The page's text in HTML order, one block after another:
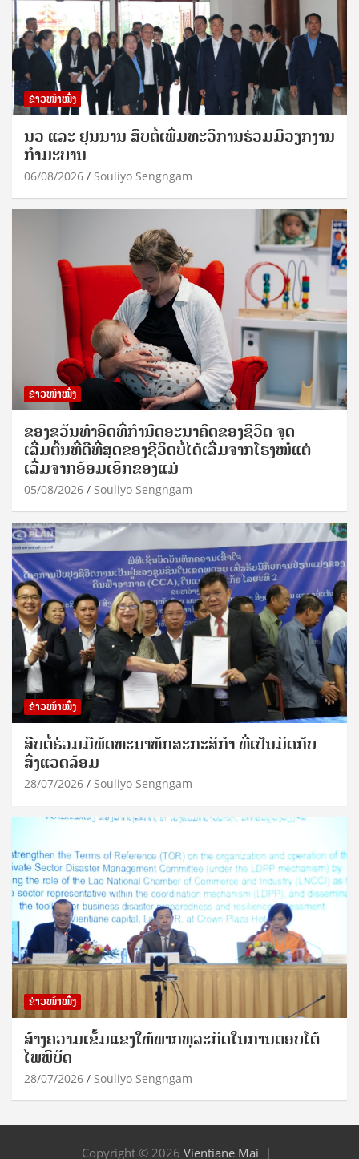
ຂ່າວໜ້າໜຶ່ງ
ນວ ແລະ ຢຸນນານ ສືບຕໍ່ເພີ່ມທະວີການຮ່ວມມືວຽກງານ
ກຳມະບານ
06/08/2026 Souliyo Sengngam
ຂ່າວໜ້າໜຶ່ງ
ຂອງຂວັນທໍາອິດທີ່ກໍານົດອະນາຄົດຂອງຊີວິດ ຈຸດ
ເລີ່ມຕົ້ນທີ່ດີທີ່ສຸດຂອງຊີວິດບໍ່ໄດ້ເລີ່ມຈາກໂຮງໝໍແຕ່
ເລີ່ມຈາກອ້ອມເອິກຂອງແມ່
05/08/2026 Souliyo Sengngam
ຂ່າວໜ້າໜຶ່ງ
ສືບຕໍ່ຮ່ວມມືພັດທະນາທັກສະກະສິກຳ ທີ່ເປັນມິດກັບ
ສິ່ງແວດລ້ອມ
28/07/2026 Souliyo Sengngam
ຂ່າວໜ້າໜຶ່ງ
ສ້າງຄວາມເຂັ້ມແຂງໃຫ້ພາກທຸລະກິດໃນການຕອບໂຕ້
ໄພພິບັດ
28/07/2026 Souliyo Sengngam
Copyright © 2026 Vientiane Mai